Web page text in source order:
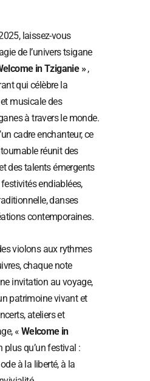
laissez-vous
de l’univers tsigane
in Tziganie »,
qui célèbre la
musicale des
à travers le monde.
cadre enchanteur, ce
réunit des
des talents émergents
endiablées,
danses
contemporaines.
violons aux rythmes
chaque note
invitation au voyage,
patrimoine vivant et
ateliers et
« Welcome in
plus qu’un festival :
à la liberté, à la